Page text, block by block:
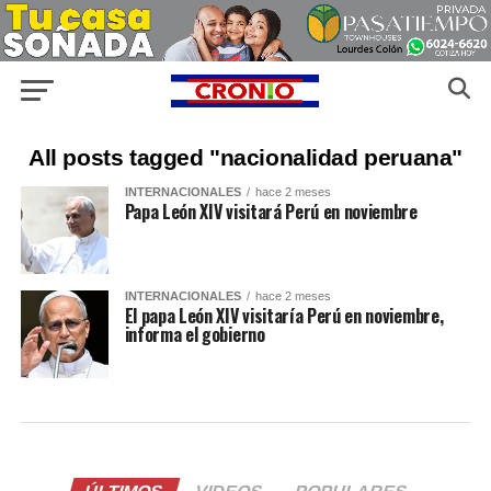
All posts tagged "nacionalidad peruana"
INTERNACIONALES hace 2 meses
Papa León XIV visitará Perú en noviembre
INTERNACIONALES hace 2 meses
El papa León XIV visitaría Perú en noviembre,
informa el gobierno